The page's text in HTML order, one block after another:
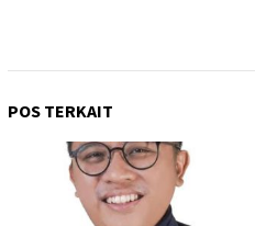
POS TERKAIT